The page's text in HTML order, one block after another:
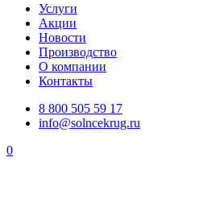
Услуги
Акции
Новости
Производство
О компании
Контакты
8 800 505 59 17
info@solncekrug.ru
0